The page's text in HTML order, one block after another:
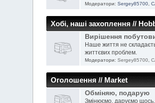
Модератори: Sergey85700,
Хобі, наші захоплення //
Вирішення
Наше життя не
життєвих проблем.
Модератори: Sergey85700
Оголошення // Market
Обміняю, подарую
Змінюємо, даруємо щось,